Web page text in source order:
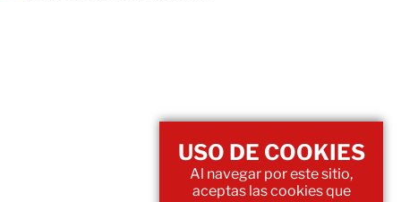
USO DE COOKIES
Al navegar por este sitio,
aceptas las cookies que